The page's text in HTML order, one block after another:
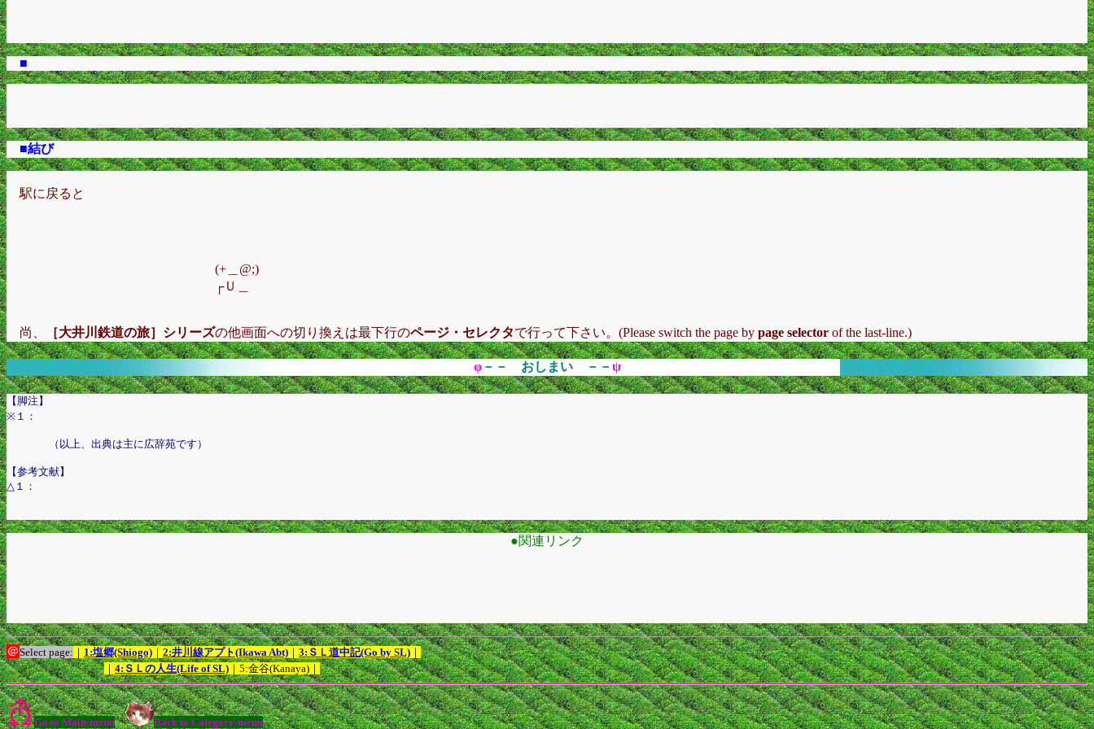
■
■結び
駅に戻ると
(+＿@;)
┌Ｕ＿
尚、 ［大井川鉄道の旅］シリーズの他画面への切り換えは最下行のページ・セレクタで行って下さい。(Please switch the page by page selector of the last-line.)
φ－－ おしまい －－ψ
【脚注】
※１：
（以上、出典は主に広辞苑です）
【参考文献】
△１：
●関連リンク
＠Select page: ｜ 1:塩郷(Shiogo) ｜ 2:井川線アプト(Ikawa Abt) ｜ 3:ＳＬ道中記(Go by SL) ｜
｜ 4:ＳＬの人生(Life of SL) ｜5:金谷(Kanaya)｜
Go to Main-menu Back to Category-menu